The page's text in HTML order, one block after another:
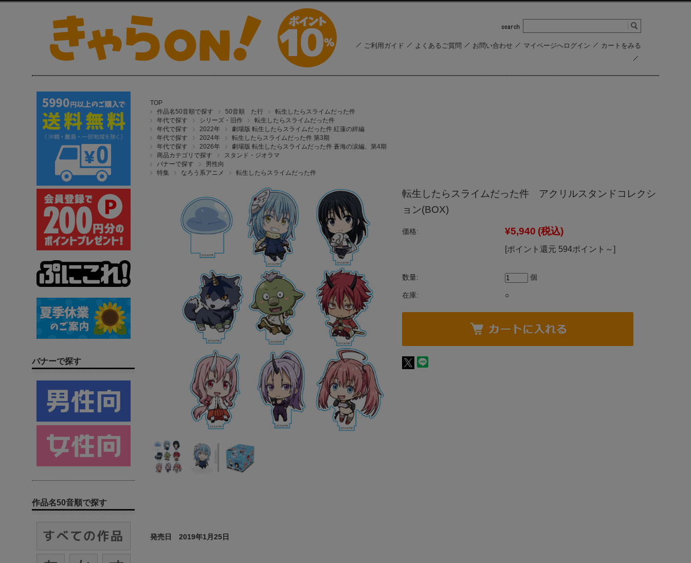
ご利用ガイド よくあるご質問 お問い合わせ マイページへログイン カートをみる
TOP
作品名50音順で探す
50音順 た行
転生したらスライムだった件
年代で探す
シリーズ・旧作
転生したらスライムだった件
年代で探す
2022年
劇場版 転生したらスライムだった件 紅蓮の絆編
年代で探す
2024年
転生したらスライムだった件 第3期
年代で探す
2026年
劇場版 転生したらスライムだった件 蒼海の涙編、第4期
商品カテゴリで探す
スタンド・ジオラマ
バナーで探す
男性向
特集
なろう系アニメ 転生したらスライムだった件
転生したらスライムだった件 アクリルスタンドコレクシ
ョン(BOX)
価格: ¥5,940 (税込)
[ポイント還元 594ポイント～]
数量: 個
在庫: ○
発売日 2019年1月25日
バナーで探す
作品名50音順で探す